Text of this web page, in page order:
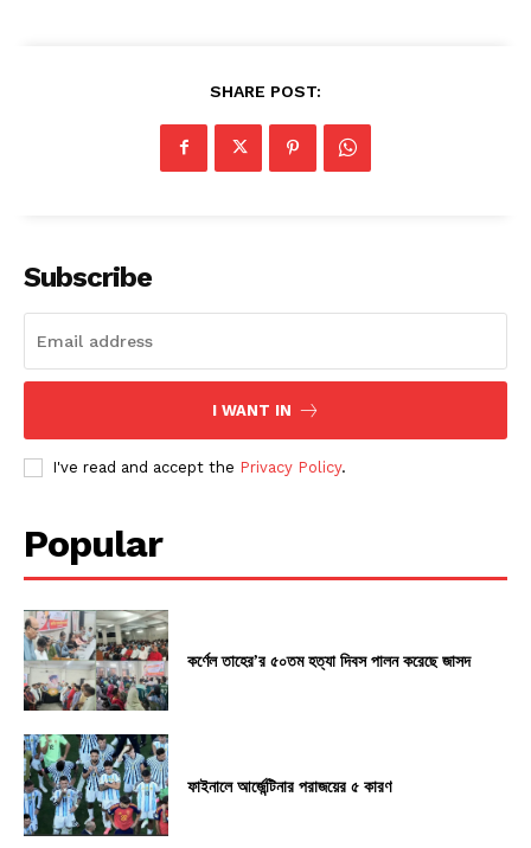
SHARE POST:
Subscribe
I WANT IN
I've read and accept the Privacy Policy.
Popular
কর্ণেল তাহের’র ৫০তম হত্যা দিবস পালন করেছে জাসদ
ফাইনালে আর্জেন্টিনার পরাজয়ের ৫ কারণ